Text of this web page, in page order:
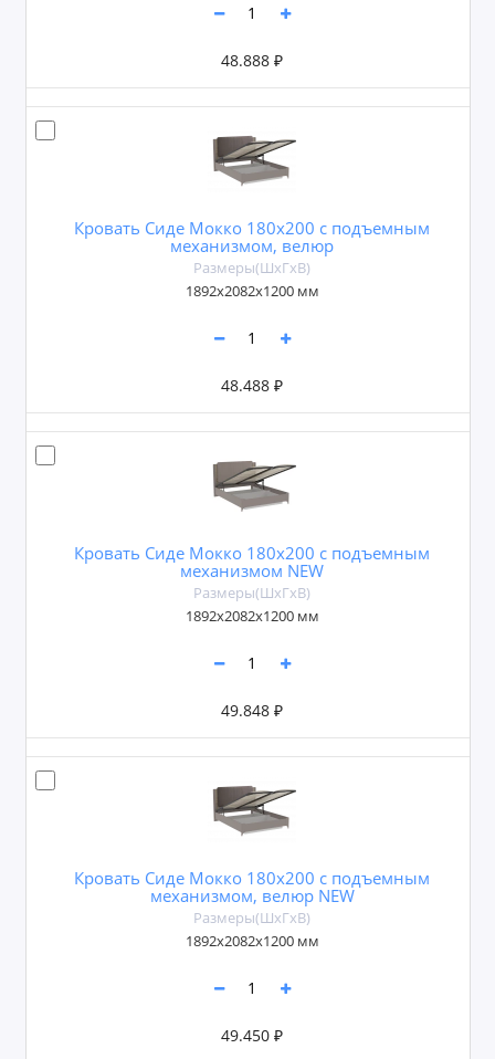
48.888 ₽
Кровать Сиде Мокко 180х200 с подъемным
механизмом, велюр
Размеры(ШxГxВ)
1892х2082х1200 мм
48.488 ₽
Кровать Сиде Мокко 180х200 с подъемным
механизмом NEW
Размеры(ШxГxВ)
1892х2082х1200 мм
49.848 ₽
Кровать Сиде Мокко 180х200 с подъемным
механизмом, велюр NEW
Размеры(ШxГxВ)
1892х2082х1200 мм
49.450 ₽